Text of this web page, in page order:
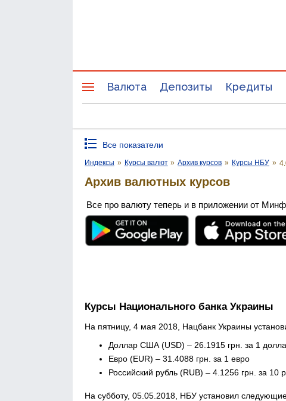
Валюта Депозиты Кредиты
Все показатели
Индексы » Курсы валют » Архив курсов » Курсы НБУ »
Архив валютных курсов
Все про валюту теперь и в приложении от
Курсы Национального банка Украины
На пятницу, 4 мая 2018, Нацбанк Украины
Доллар США (USD) – 26.1915 грн. за 1
Евро (EUR) – 31.4088 грн. за 1 евро
Российский рубль (RUB) – 4.1256 грн. за 10
На субботу, 05.05.2018, НБУ установил